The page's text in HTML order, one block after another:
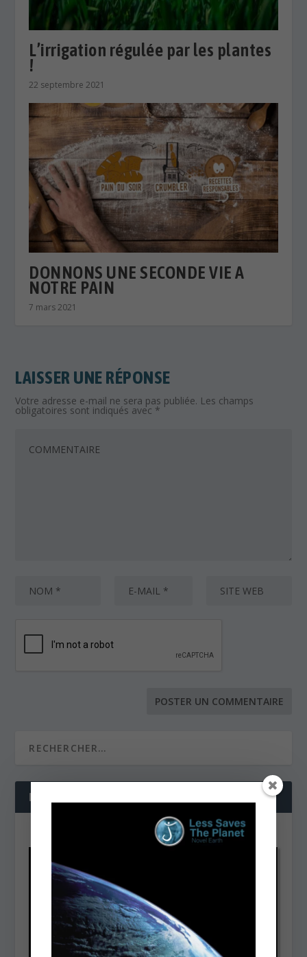
DONNONS UNE SECONDE VIE A
NOTRE PAIN
7 mars 2021
LAISSER UNE RÉPONSE
Votre adresse e-mail ne sera pas publiée.